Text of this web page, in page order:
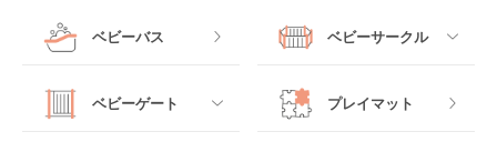
クーファン
マットレス・布団
ベビーカーその他
ジュニアシート
チャイルドシートその
他
ロッキングタイプ テーブルチェア
すべて
ベビーバス ベビーサークル
すべて
ベビーゲート プレイマット